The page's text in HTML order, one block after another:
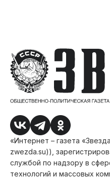
«Интернет – газета
zwezda.su)),
службой по надзору в
технологий и массовых